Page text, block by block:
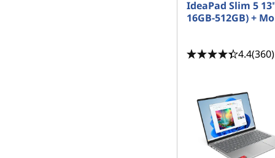
IdeaPad Slim 5
16GB-512GB) +
4.4(360)